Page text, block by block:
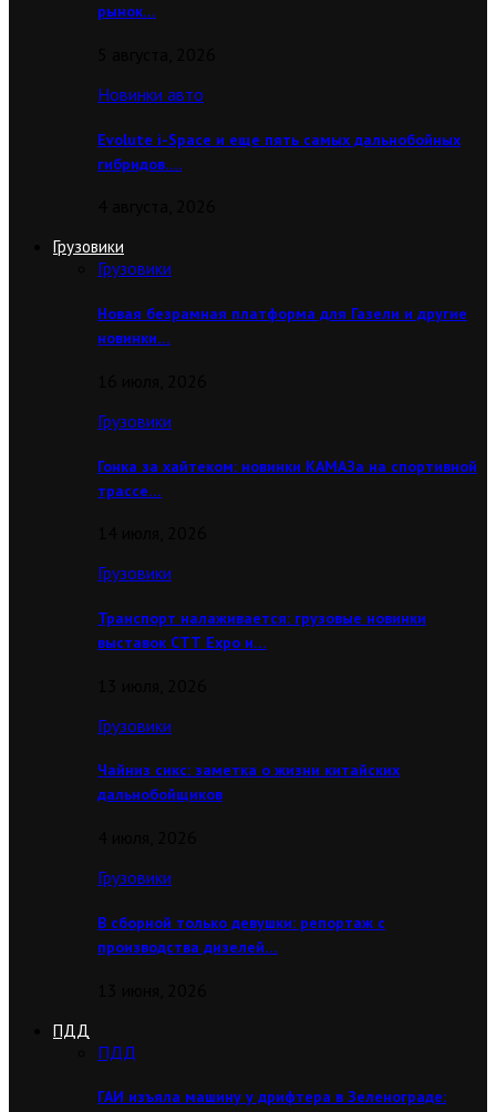
рынок…
Новинки авто
Evolute i-Space и еще пять самых дальнобойных
гибридов….
Грузовики
Грузовики
Новая безрамная платформа для Газели и другие
новинки…
Грузовики
Гонка за хайтеком: новинки КАМАЗа на спортивной
трассе…
Грузовики
Транспорт налаживается: грузовые новинки
выставок CТТ Expo и…
Грузовики
Чайниз сикс: заметка о жизни китайских
дальнобойщиков
Грузовики
В сборной только девушки: репортаж с
производства дизелей…
ПДД
ПДД
ГАИ изъяла машину у дрифтера в Зеленограде: